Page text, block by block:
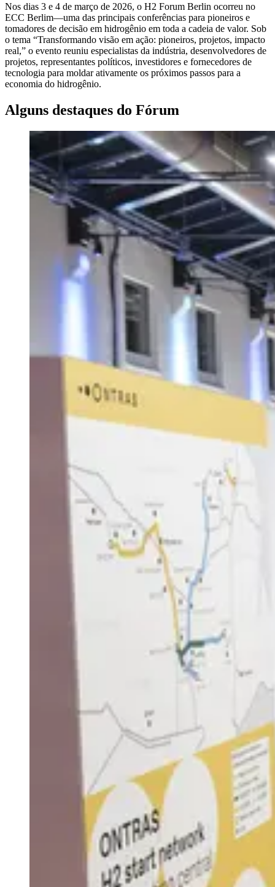
Nos dias 3 e 4 de março de 2026, o H2 Forum Berlin ocorreu no
ECC Berlim—uma das principais conferências para pioneiros e
tomadores de decisão em hidrogênio em toda a cadeia de valor. Sob
o tema “Transformando visão em ação: pioneiros, projetos, impacto
real,” o evento reuniu especialistas da indústria, desenvolvedores de
projetos, representantes políticos, investidores e fornecedores de
tecnologia para moldar ativamente os próximos passos para a
economia do hidrogênio.
Alguns destaques do Fórum